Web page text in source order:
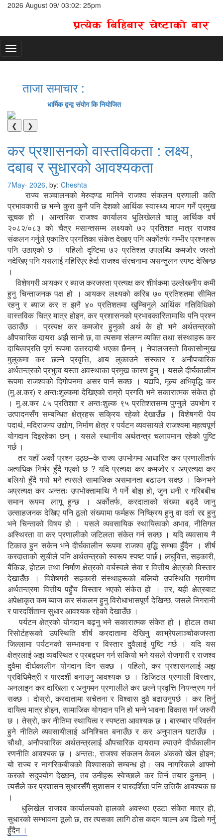
2026 August 09/ 03:02: 25pm
Toggle
navigation
ताजा समाचार :
धार्मिक द्वन्द्व संयोग कि नियोजित
❮ ❯
कर प्रशासनको वास्तविकता : लक्ष्य,
दबाब र सुधारको आवश्यकता
7May- 2026, by: Cheshta
राज्य सञ्चालनको मेरुदण्ड मानिने राजश्व संकलन प्रणाली कति
प्रभावकारी छ भन्ने कुरा कुनै पनि देशको आर्थिक स्वास्थ्य मापन गर्ने प्रमुख
सूचक हो । आन्तरिक राजश्व कार्यालय धुलिखेलले चालु आर्थिक वर्ष
२०८२/०८३ को चैत्र मसान्तसम्म लक्ष्यको ७२ प्रतिशत मात्र राजश्व
संकलन गर्नुले एकातिर प्रगतिका संकेत देखाए पनि अर्कोतर्फ गम्भीर प्रश्नहरू
पनि उठाएको छ । पहिलो दृष्टिमा ७२ प्रतिशत उपलब्धि कमजोर जस्तो
नदेखिए पनि यसलाई गहिरिएर हेर्दा राजश्व संरचनामा असन्तुलन स्पष्ट देखिन्छ
।
विशेषगरी आयकर र ब्याज करजस्ता प्रत्यक्ष कर शीर्षकमा उल्लेखनीय कमी
हुनु चिन्ताजनक पक्ष हो । आयकर लक्ष्यको करिब ७० प्रतिशतमा सीमित
रहनु र ब्याज कर त झनै ४० प्रतिशतमा खुम्चिनुले आर्थिक गतिविधिको
वास्तविक चित्र मात्र होइन, कर प्रशासनको प्रभावकारितामाथि पनि प्रश्न
उठाउँछ । प्रत्यक्ष कर कमजोर हुनुको अर्थ के हो भने अर्थतन्त्रको
औपचारिक दायरा अझै सानो छ, वा त्यसमा संलग्न व्यक्ति तथा संस्थाहरू कर
दायित्वप्रति पूर्ण रूपमा उत्तरदायी भएका छैनन् । नेपालजस्तो विकासोन्मुख
मुलुकमा कर छल्ने प्रवृत्ति, आय लुकाउने संस्कार र अनौपचारिक
अर्थतन्त्रको प्रभुत्व यस्ता अवस्थाका प्रमुख कारण हुन् । यसले दीर्घकालीन
रूपमा राजश्वको दिगोपनमा असर पार्न सक्छ । यद्यपि, मूल्य अभिवृद्धि कर
(मु.अ.कर) र अन्तःशुल्कमा देखिएको राम्रो प्रगति भने सकारात्मक संकेत हो
। मु.अ.कर ८५ प्रतिशत र अन्तःशुल्क ९५ प्रतिशतसम्म पुग्नुले उपभोग र
उत्पादनसँग सम्बन्धित क्षेत्रहरू सक्रिय रहेको देखाउँछ । विशेषगरी पेय
पदार्थ, मदिराजन्य उद्योग, निर्माण क्षेत्र र पर्यटन व्यवसायले राजश्वमा महत्वपूर्ण
योगदान दिइरहेका छन् । यसले स्थानीय अर्थतन्त्र चलायमान रहेको पुष्टि
गर्छ ।
तर यहाँ अर्को प्रश्न उठ्छ–के राज्य उपभोगमा आधारित कर प्रणालीतर्फ
अत्यधिक निर्भर हुँदै गएको छ ? यदि प्रत्यक्ष कर कमजोर र अप्रत्यक्ष कर
बलियो हुँदै गयो भने त्यसले सामाजिक असमानता बढाउन सक्छ । किनभने
अप्रत्यक्ष कर अन्ततः उपभोक्तामाथि नै पर्ने बोझ हो, जुन धनी र गरिबबीच
समान रूपमा लागू हुन्छ । अर्कोतर्फ, करदाताको संख्या बढ्दै जानु
उत्साहजनक देखिए पनि ठूलो संख्यामा फर्महरू निष्क्रिय हुनु वा दर्ता रद्द हुनु
भने चिन्ताको विषय हो । यसले व्यवसायिक स्थायित्वको अभाव, नीतिगत
अस्थिरता वा कर प्रणालीको जटिलता संकेत गर्न सक्छ । यदि व्यवसाय नै
टिकाउ हुन सकेन भने दीर्घकालीन रूपमा राजश्व वृद्धि सम्भव हुँदैन । शीर्ष
करदाताको सूचीले पनि अर्थतन्त्रको स्वरूप स्पष्ट पार्छ। लघुवित्त, सहकारी,
बैंकिङ, होटल तथा निर्माण क्षेत्रको वर्चस्वले सेवा र वित्तीय क्षेत्रको विस्तार
देखाउँछ । विशेषगरी सहकारी संस्थाहरूको बलियो उपस्थिति ग्रामीण
अर्थतन्त्रमा वित्तीय पहुँच विस्तार भएको संकेत हो । तर, यही क्षेत्रबाट
अपेक्षाकृत कम ब्याज कर संकलन हुनु विरोधाभासपूर्ण देखिन्छ, जसले निगरानी
र पारदर्शितामा सुधार आवश्यक रहेको देखाउँछ ।
पर्यटन क्षेत्रको योगदान बढ्नु भने सकारात्मक संकेत हो । होटल तथा
रिसोर्टहरूको उपस्थिति शीर्ष करदातामा देखिनु काभ्रेपलाञ्चोकजस्ता
जिल्लामा पर्यटनको सम्भावना र विस्तार दुवैलाई पुष्टि गर्छ । यदि यस
क्षेत्रलाई अझ व्यवस्थित र प्रबद्र्धन गर्न सकियो भने यसले रोजगारी र राजश्व
दुवैमा दीर्घकालीन योगदान दिन सक्छ । पहिलो, कर प्रशासनलाई अझ
प्रविधिमैत्री र पारदर्शी बनाउनु आवश्यक छ । डिजिटल प्रणाली विस्तार,
अनलाइन कर दाखिला र अनुगमन प्रणालीले कर छल्ने प्रवृत्ति नियन्त्रण गर्न
सक्छ । दोस्रो, करदातामा सचेतना र विश्वास दुवै बढाउनुपर्छ । कर तिर्नु
दायित्व मात्र होइन, सामाजिक योगदान पनि हो भन्ने भावना विकास गर्न जरुरी
छ । तेस्रो, कर नीतिमा स्थायित्व र स्पष्टता आवश्यक छ । बारम्बार परिवर्तन
हुने नीतिले व्यवसायीलाई अनिश्चित बनाउँछ र कर अनुपालन घटाउँछ ।
चौथो, अनौपचारिक अर्थतन्त्रलाई औपचारिक दायरामा ल्याउने दीर्घकालीन
रणनीति आवश्यक छ । अन्ततः, राजश्व संकलन केवल अंकको खेल होइन;
यो राज्य र नागरिकबीचको विश्वासको सम्बन्ध हो। जब नागरिकले आफ्नो
करको सदुपयोग देख्छन्, तब उनीहरू स्वेच्छाले कर तिर्न तयार हुन्छन् ।
त्यसैले कर प्रशासन सुधारसँगै सुशासन र पारदर्शिता पनि उत्तिकै आवश्यक छ
।
धुलिखेल राजश्व कार्यालयको हालको अवस्था एउटा संकेत मात्र हो,
सुधारको सम्भावना ठूलो छ, तर त्यसका लागि ठोस कदम चाल्न अब ढिलो गर्नु
हुँदैन ।